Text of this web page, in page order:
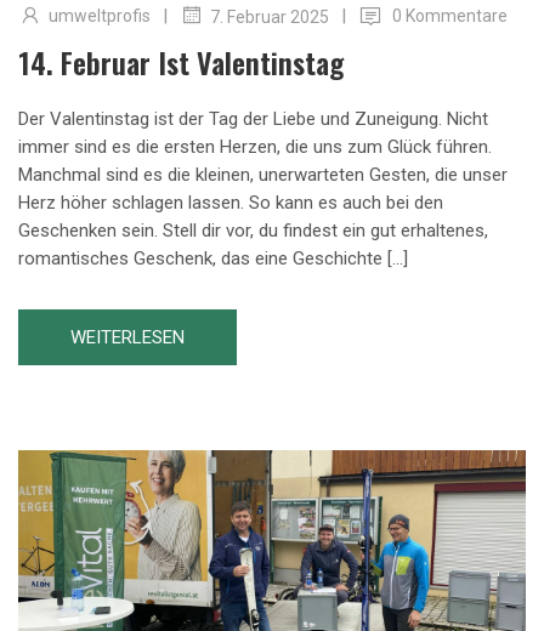
umweltprofis | 7. Februar 2025 | 0 Kommentare
14. Februar Ist Valentinstag
Der Valentinstag ist der Tag der Liebe und Zuneigung. Nicht
immer sind es die ersten Herzen, die uns zum Glück führen.
Manchmal sind es die kleinen, unerwarteten Gesten, die unser
Herz höher schlagen lassen. So kann es auch bei den
Geschenken sein. Stell dir vor, du findest ein gut erhaltenes,
romantisches Geschenk, das eine Geschichte […]
WEITERLESEN